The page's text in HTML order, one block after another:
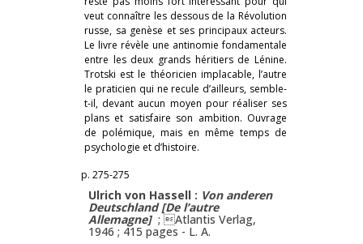
veut connaître les dessous de la Révolution
russe, sa genèse et ses principaux acteurs.
Le livre révèle une antinomie fondamentale
entre les deux grands héritiers de Lénine.
Trotski est le théoricien implacable, l’autre
le praticien qui ne recule d’ailleurs, semble-
t-il, devant aucun moyen pour réaliser ses
plans et satisfaire son ambition. Ouvrage
de polémique, mais en même temps de
psychologie et d’histoire.
p. 275-275
Ulrich von Hassell : Von anderen
Deutschland [De l’autre
Allemagne] ; Atlantis Verlag,
1946 ; 415 pages - L. A.